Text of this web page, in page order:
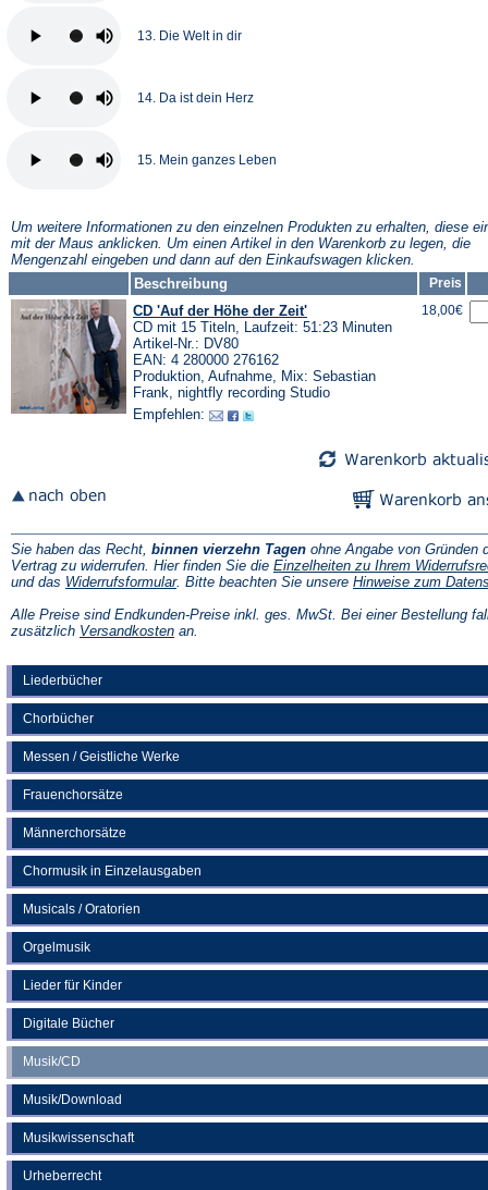
Liederbücher
Chorbücher
Messen / Geistliche Werke
Frauenchorsätze
Männerchorsätze
Chormusik in Einzelausgaben
Musicals / Oratorien
Orgelmusik
Lieder für Kinder
Digitale Bücher
Musik/CD
Musik/Download
Musikwissenschaft
Urheberrecht
13. Die Welt in dir
14. Da ist dein Herz
15. Mein ganzes Leben
Um weitere Informationen zu den einzelnen Produkten zu erhalten, diese
mit der Maus anklicken. Um einen Artikel in den Warenkorb zu legen, die
Mengenzahl eingeben und dann auf den Einkaufswagen klicken.
Beschreibung
Preis
CD 'Auf der Höhe der Zeit'
CD mit 15 Titeln, Laufzeit: 51:23 Minuten
Artikel-Nr.: DV80
EAN: 4 280000 276162
Produktion, Aufnahme, Mix: Sebastian
Frank, nightfly recording Studio
Empfehlen:
18,00€
Sie haben das Recht, binnen vierzehn Tagen ohne Angabe von Gründen
Vertrag zu widerrufen. Hier finden Sie die Einzelheiten zu Ihrem
und das Widerrufsformular(Öffnet
einem
neuen
. Bitte beachten Sie unsere Hinweise zum
Alle Preise sind Endkunden-Preise inkl. ges. MwSt. Bei einer Bestellung
zusätzlich Versandkosten(Öffnet
an.